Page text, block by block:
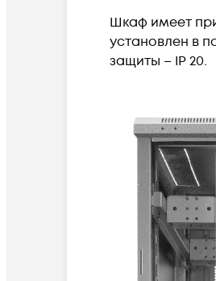
Шкаф имеет
установлен в
защиты – IP 20.